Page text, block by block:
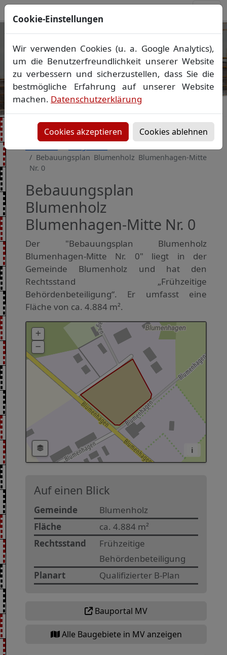
Ihr Vermessungsbüro in
Mecklenburg-Vorpommern
Wir vermessen Ihr Grundstück
Lageplan Absteckung▪Bauvermessung ▪
Gebäudeeinmessung
Grenzfeststellung▪Amtliche Auskünfte und
Vorheriges Bild
Bebauungsplan Blumenholz Blumenhagen-Mitte
Nr. 0
Bebauungsplan
Blumenholz
Blumenhagen-Mitte Nr. 0
Der "Bebauungsplan Blumenholz
Blumenhagen-Mitte Nr. 0" liegt in der
Gemeinde Blumenholz und hat den
Rechtsstand „Frühzeitige
Behördenbeteiligung“. Er umfasst eine
Fläche von ca. 4.884 m².
i
Auf einen Blick
Gemeinde
Blumenholz
Fläche
ca. 4.884 m²
Rechtsstand
Frühzeitige
Behördenbeteiligung
Planart
Qualifizierter B-Plan
Bauportal MV
Alle Baugebiete in MV anzeigen
Cookie-Einstellungen
Wir verwenden Cookies (u. a. Google Analytics),
um die Benutzerfreundlichkeit unserer Website
zu verbessern und sicherzustellen, dass Sie die
bestmögliche Erfahrung auf unserer Website
machen. Datenschutzerklärung
Cookies akzeptieren Cookies ablehnen